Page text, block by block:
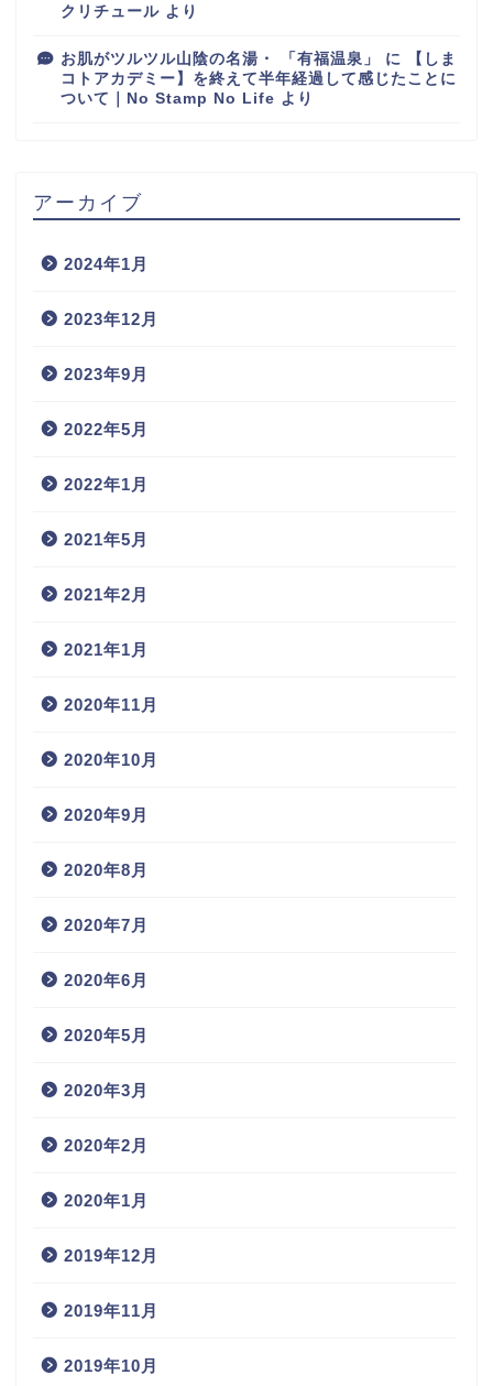
クリチュール より
お肌がツルツル山陰の名湯・ 「有福温泉」 に
【しま
コトアカデミー】を終えて半年経過して感じたことに
ついて｜No Stamp No Life より
アーカイブ
2024年1月
2023年12月
2023年9月
2022年5月
2022年1月
2021年5月
2021年2月
2021年1月
2020年11月
2020年10月
2020年9月
2020年8月
2020年7月
2020年6月
2020年5月
2020年3月
2020年2月
2020年1月
2019年12月
2019年11月
2019年10月